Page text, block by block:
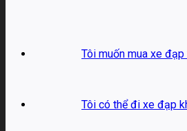
Tôi muốn mua xe
Tôi có thể đi xe đạp